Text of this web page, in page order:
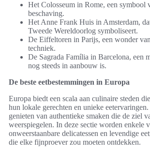
Het Colosseum in Rome, een symbool
beschaving.
Het Anne Frank Huis in Amsterdam,
Tweede Wereldoorlog symboliseert.
De Eiffeltoren in Parijs, een wonder
techniek.
De Sagrada Família in Barcelona, een
nog steeds in aanbouw is.
De beste eetbestemmingen in Europa
Europa biedt een scala aan culinaire steden
hun lokale gerechten en unieke
genieten van authentieke smaken die de ziel
weerspiegelen. In deze sectie worden enkele
onweerstaanbare delicatessen en levendige
die elke fijnproever zou moeten ontdekken.